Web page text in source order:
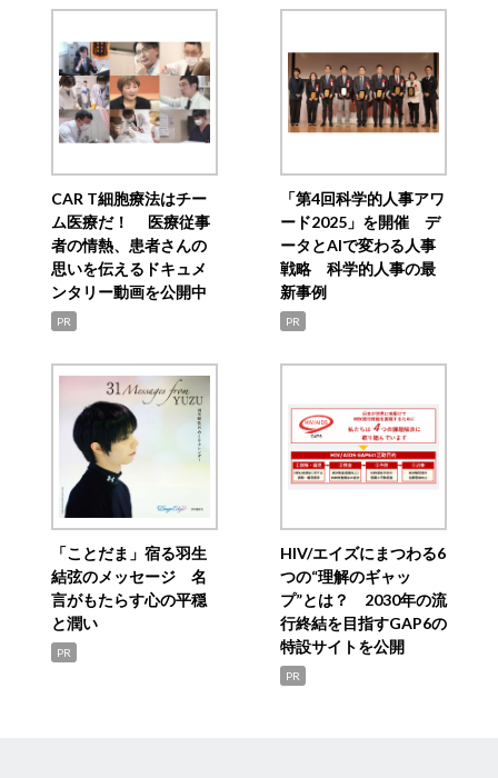
CAR T細胞療法はチー
ム医療だ！ 医療従事
者の情熱、患者さんの
思いを伝えるドキュメ
ンタリー動画を公開中
PR
「第4回科学的人事アワ
ード2025」を開催 デ
ータとAIで変わる人事
戦略 科学的人事の最
新事例
PR
「ことだま」宿る羽生
結弦のメッセージ 名
言がもたらす心の平穏
と潤い
PR
HIV/エイズにまつわる6
つの“理解のギャッ
プ”とは？ 2030年の流
行終結を目指すGAP6の
特設サイトを公開
PR